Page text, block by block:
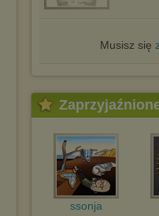
Musisz się
ssonja